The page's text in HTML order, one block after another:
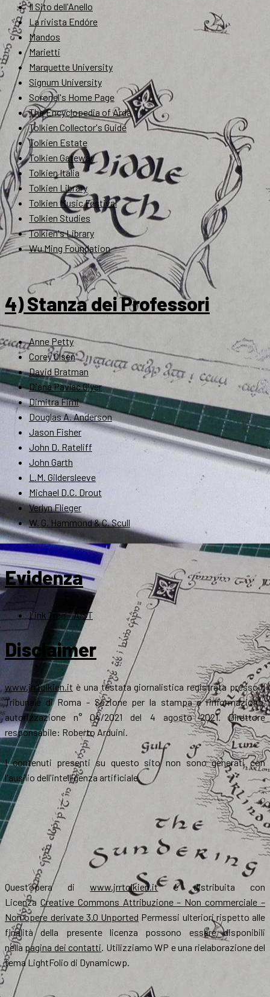
Il Sito dell'Anello
La rivista Endóre
Mandos
Marietti
Marquette University
Signum University
Soronel's Home Page
The Encyclopedia of Arda
Tolkien Collector's Guide
Tolkien Estate
Tolkien Gateway
Tolkien Italia
Tolkien Library
Tolkien Music Festival
Tolkien Studies
Tolkien's Library
Wu Ming Foundation
4) Stanza dei Professori
Anne Petty
Corey Olsen
David Bratman
Diana Pavlac Glyer
Dimitra Fimi
Douglas A. Anderson
Jason Fisher
John D. Rateliff
John Garth
L.M. Gildersleeve
Michael D.C. Drout
Verlyn Flieger
W. G. Hammond & C. Scull
Evidenza
Link Tree – AIST
Disclaimer
www.jrrtolkien.it è una testata giornalistica registrata presso il
Tribunale di Roma - Sezione per la stampa e l’informazione,
autorizzazione n° 04/2021 del 4 agosto 2021. Direttore
responsabile: Roberto Arduini.
I contenuti presenti su questo sito non sono generati con
l'ausilio dell'intelligenza artificiale.
Quest’opera diwww.jrrtolkien.itè distribuita con
Licenza Creative Commons Attribuzione – Non commerciale –
Non opere derivate 3.0 Unported Permessi ulteriori rispetto alle
finalità della presente licenza possono essere disponibili
nella pagina dei contatti. Utilizziamo WP e una rielaborazione del
tema LightFolio di Dynamicwp.